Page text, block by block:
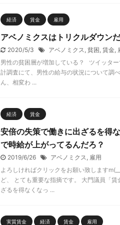
経済 賃金 雇用
アベノミクスはトリクルダウン
2020/5/3 アベノミクス, 貧困, 賃金,
男性の貧困層が増加している？ ツイッタ
計調査にて、男性の給与の状況について調
ん、相変わ ...
経済 賃金
安倍の失策で働きに出ざるを得
で時給が上がってるんだろ？
2019/6/26 アベノミクス, 雇用
よろしければクリックをお願い致します
ど、 とても重要な指摘です。 大門議員「
ざるを得なくなっ ...
実質賃金 経済 賃金 雇用